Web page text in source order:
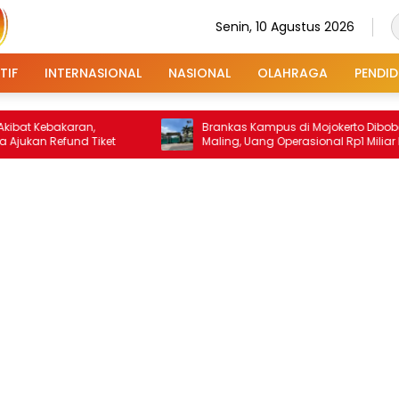
Senin, 10 Agustus 2026
INTERNASIONAL NASIONAL OLAHRAGA
Tiket
Brankas Kampus di Mojokerto Dibobol
Maling, Uang Operasional Rp1 Miliar Raib